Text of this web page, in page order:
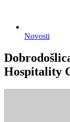
Novosti
Hospitality